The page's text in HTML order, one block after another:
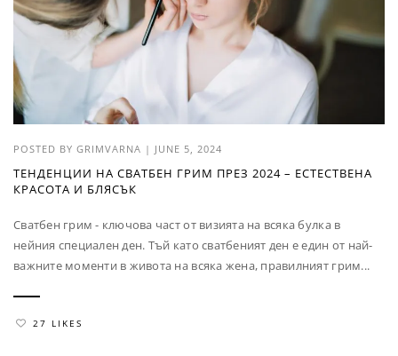
POSTED BY GRIMVARNA | JUNE 5, 2024
ТЕНДЕНЦИИ НА СВАТБЕН ГРИМ ПРЕЗ 2024 – ЕСТЕСТВЕНА
КРАСОТА И БЛЯСЪК
Сватбен грим - ключова част от визията на всяка булка в
нейния специален ден. Тъй като сватбеният ден е един от най-
важните моменти в живота на всяка жена, правилният грим...
27 LIKES